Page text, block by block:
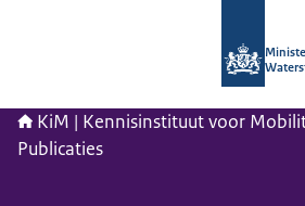
KiM | Kennisinstituut voor
Publicaties